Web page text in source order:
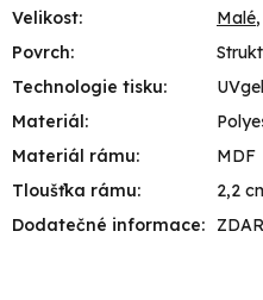
Velikost: Malé,
Povrch:
Technologie tisku:
Materiál:
Materiál rámu:
MDF
Tloušťka rámu:
2,2
Dodatečné informace: